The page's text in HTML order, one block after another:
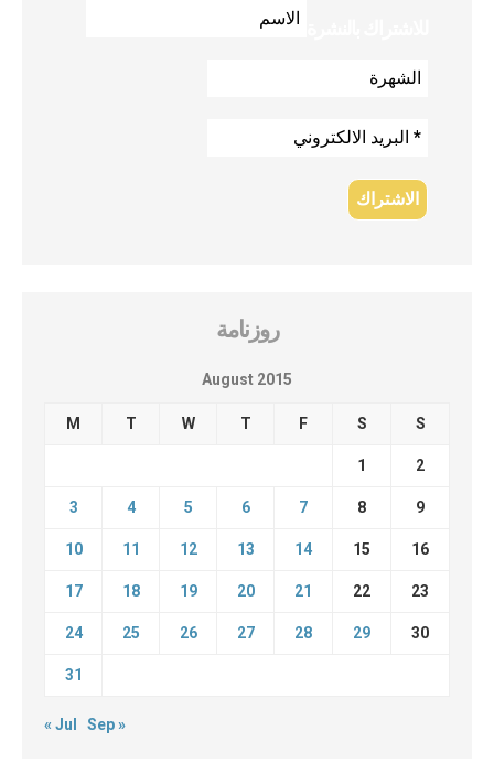
روزنامة
August 2015
M T W T F S S
1 2
3 4 5 6 7 8 9
10 11 12 13 14 15 16
17 18 19 20 21 22 23
24 25 26 27 28 29 30
31
« Jul Sep »